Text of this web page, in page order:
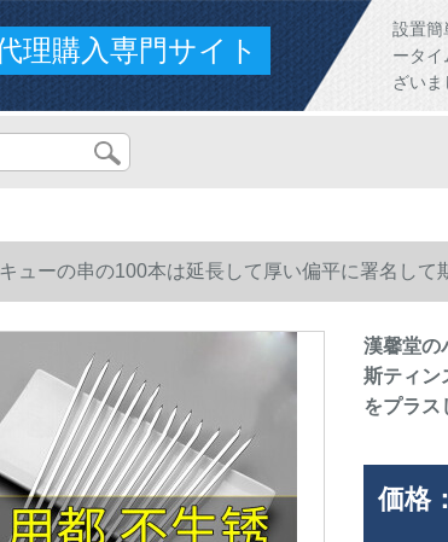
理購入専門サイト
設置簡
ータ
ざいま
ューの串の100本は延長して厚い偏平に署名し
て刺し連ねて焼き肉のろうを刺します。
漢馨堂の
斯ティン
をプラス
価格：